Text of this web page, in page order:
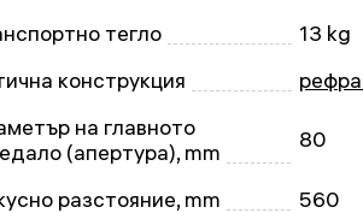
тегло
13 kg
конструкция
на главното
(апертура), mm
80
разстояние, mm 560